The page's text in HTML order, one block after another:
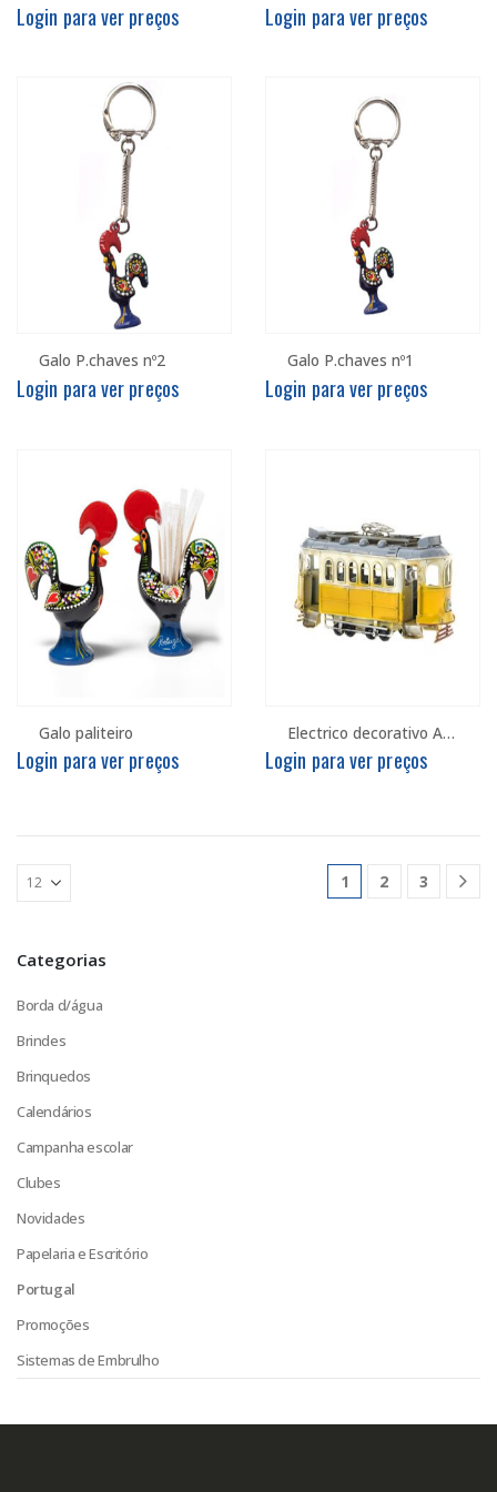
Login para ver preços Login para ver preços
Galo P.chaves nº2
Login para ver preços
Galo P.chaves nº1
Login para ver preços
Galo paliteiro
Login para ver preços
Electrico decorativo Amarelo
Login para ver preços
1 2 3
Categorias
Borda d/água
Brindes
Brinquedos
Calendários
Campanha escolar
Clubes
Novidades
Papelaria e Escritório
Portugal
Promoções
Sistemas de Embrulho